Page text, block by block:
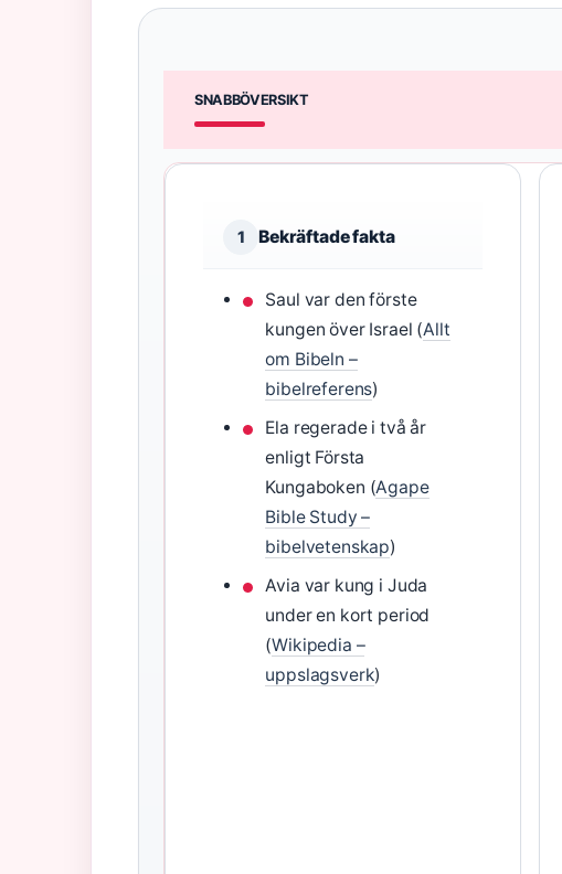
SNABBÖVERSIKT
1 Bekräftade fakta
Saul var den förste
kungen över Israel (Allt
om Bibeln –
bibelreferens)
Ela regerade i två år
enligt Första
Kungaboken (Agape
Bible Study –
bibelvetenskap)
Avia var kung i Juda
under en kort period
(Wikipedia –
uppslagsverk)